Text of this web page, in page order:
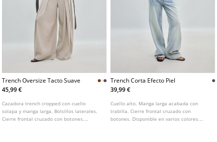
Trench Oversize Tacto Suave
45,99 €
Cazadora trench cropped con cuello
solapa y manga larga. Bolsillos laterales.
Cierre frontal cruzado con botones.
Trench Corta Efecto Piel
39,99 €
Cuello alto. Manga larga acabada con
trabilla. Cierre frontal cruzado con
botones. Disponible en varios colores.